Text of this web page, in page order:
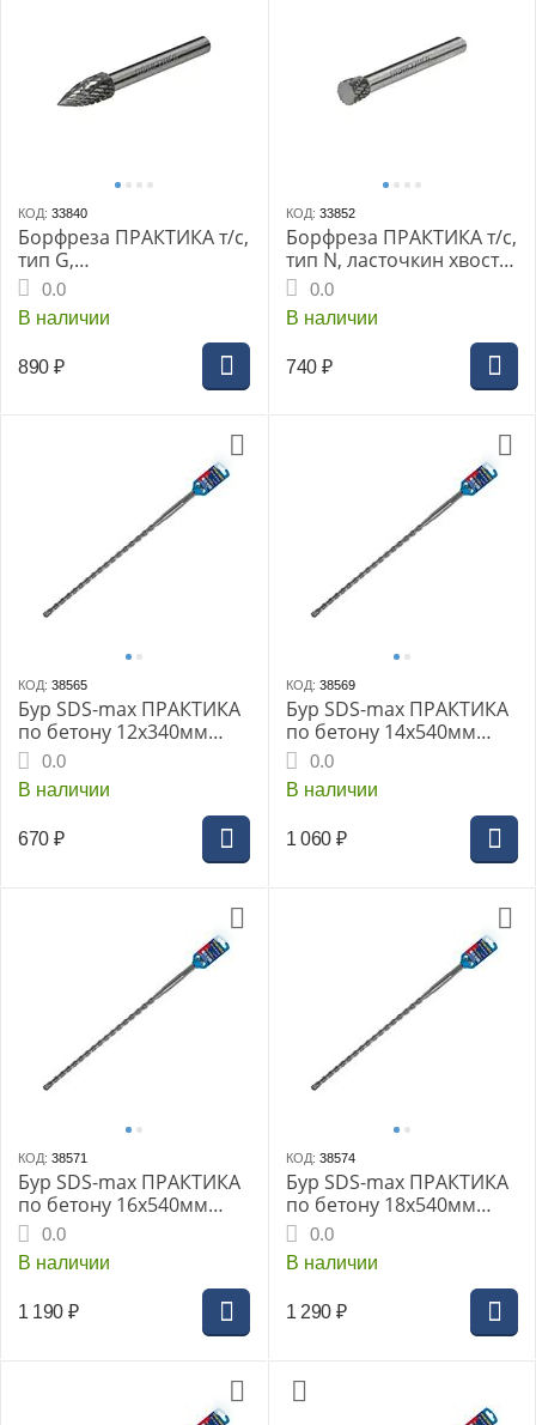
КОД: 33840
Борфреза ПРАКТИКА т/с,
тип G,
параболич.заостренная
8х20мм хв.6мм (644-504)
0.0
В наличии
890 ₽
КОД: 33852
Борфреза ПРАКТИКА т/с,
тип N, ласточкин хвост
8х9мм хв.6мм (644-580)
0.0
В наличии
740 ₽
КОД: 38565
Бур SDS-max ПРАКТИКА
по бетону 12x340мм
Квадро серия Эксперт
0.0
В наличии
670 ₽
КОД: 38569
Бур SDS-max ПРАКТИКА
по бетону 14x540мм
Квадро серия Эксперт
0.0
В наличии
1 060 ₽
КОД: 38571
Бур SDS-max ПРАКТИКА
по бетону 16x540мм
Квадро серия Эксперт
0.0
В наличии
1 190 ₽
КОД: 38574
Бур SDS-max ПРАКТИКА
по бетону 18x540мм
Квадро серия Эксперт
0.0
В наличии
1 290 ₽